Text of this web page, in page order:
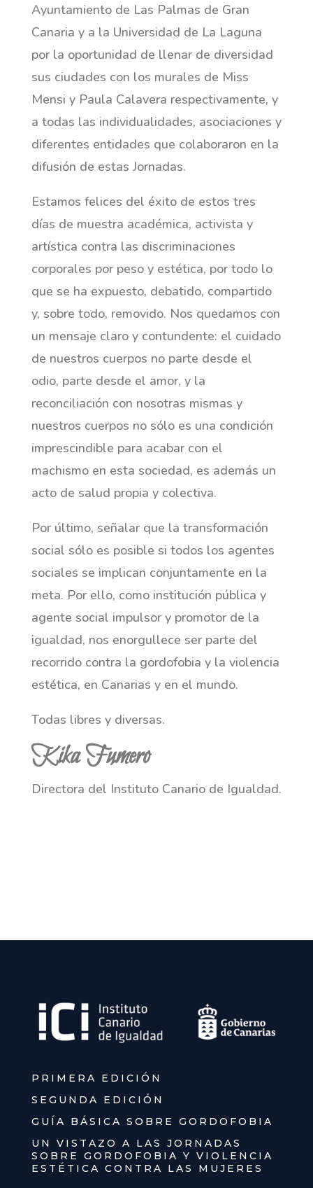
Ayuntamiento de Las Palmas de Gran
Canaria y a la Universidad de La Laguna
por la oportunidad de llenar de diversidad
sus ciudades con los murales de Miss
Mensi y Paula Calavera respectivamente, y
a todas las individualidades, asociaciones y
diferentes entidades que colaboraron en la
difusión de estas Jornadas.
Estamos felices del éxito de estos tres
días de muestra académica, activista y
artística contra las discriminaciones
corporales por peso y estética, por todo lo
que se ha expuesto, debatido, compartido
y, sobre todo, removido. Nos quedamos con
un mensaje claro y contundente: el cuidado
de nuestros cuerpos no parte desde el
odio, parte desde el amor, y la
reconciliación con nosotras mismas y
nuestros cuerpos no sólo es una condición
imprescindible para acabar con el
machismo en esta sociedad, es además un
acto de salud propia y colectiva.
Por último, señalar que la transformación
social sólo es posible si todos los agentes
sociales se implican conjuntamente en la
meta. Por ello, como institución pública y
agente social impulsor y promotor de la
igualdad, nos enorgullece ser parte del
recorrido contra la gordofobia y la violencia
estética, en Canarias y en el mundo.
Todas libres y diversas.
Kika Fumero
Directora del Instituto Canario de Igualdad.
PRIMERA EDICIÓN
SEGUNDA EDICIÓN
GUÍA BÁSICA SOBRE GORDOFOBIA
UN VISTAZO A LAS JORNADAS
SOBRE GORDOFOBIA Y VIOLENCIA
ESTÉTICA CONTRA LAS MUJERES